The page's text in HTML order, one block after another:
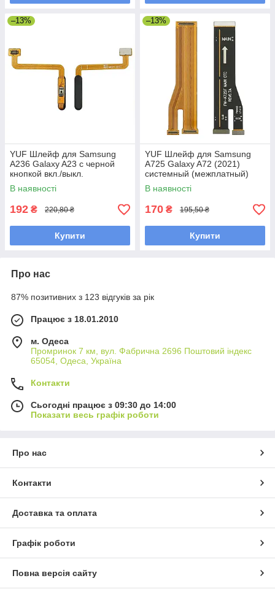
–13%
YUF Шлейф для Samsung
A236 Galaxy A23 с черной
кнопкой вкл./выкл.
В наявності
192 ₴ 220,80 ₴
Купити
–13%
YUF Шлейф для Samsung
A725 Galaxy A72 (2021)
системный (межплатный)
В наявності
170 ₴ 195,50 ₴
Купити
Про нас
87% позитивних з 123 відгуків за рік
Працює з 18.01.2010
м. Одеса
Промринок 7 км, вул. Фабрична 2696 Поштовий індекс
65054, Одеса, Україна
Контакти
Сьогодні працює з 09:30 до 14:00
Показати весь графік роботи
Про нас
Контакти
Доставка та оплата
Графік роботи
Повна версія сайту